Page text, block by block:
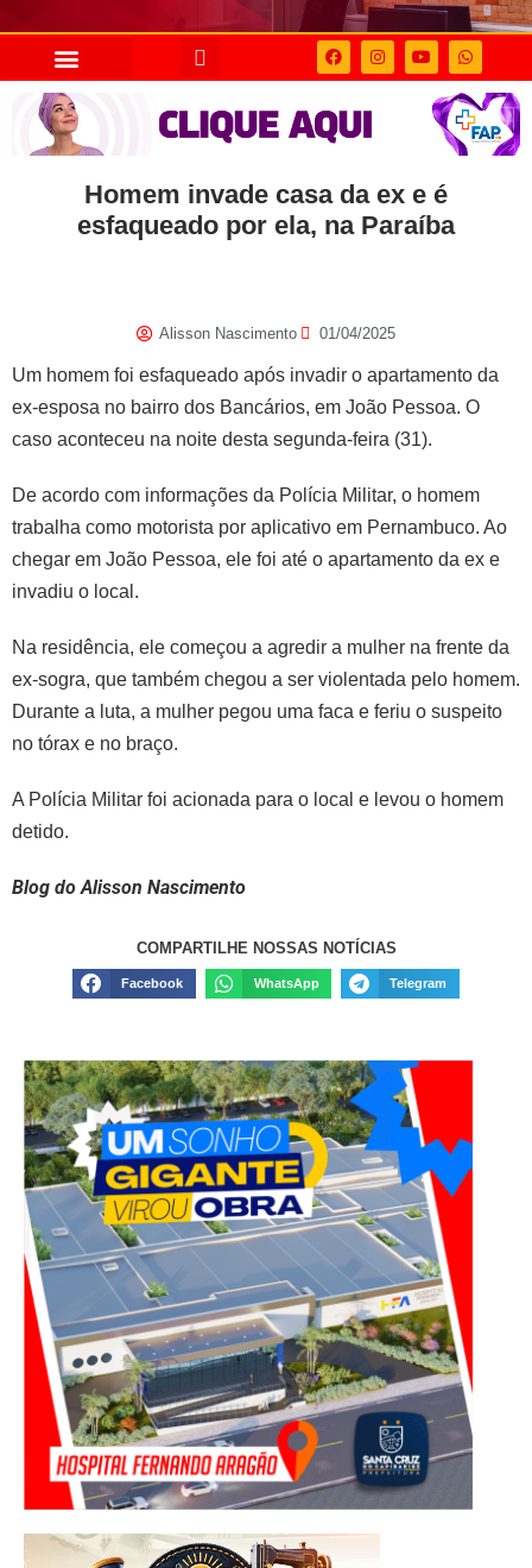
Homem invade casa da ex e é
esfaqueado por ela, na Paraíba
Alisson Nascimento 01/04/2025
Um homem foi esfaqueado após invadir o apartamento da
ex-esposa no bairro dos Bancários, em João Pessoa. O
caso aconteceu na noite desta segunda-feira (31).
De acordo com informações da Polícia Militar, o homem
trabalha como motorista por aplicativo em Pernambuco. Ao
chegar em João Pessoa, ele foi até o apartamento da ex e
invadiu o local.
Na residência, ele começou a agredir a mulher na frente da
ex-sogra, que também chegou a ser violentada pelo homem.
Durante a luta, a mulher pegou uma faca e feriu o suspeito
no tórax e no braço.
A Polícia Militar foi acionada para o local e levou o homem
detido.
Blog do Alisson Nascimento
COMPARTILHE NOSSAS NOTÍCIAS
Facebook WhatsApp Telegram